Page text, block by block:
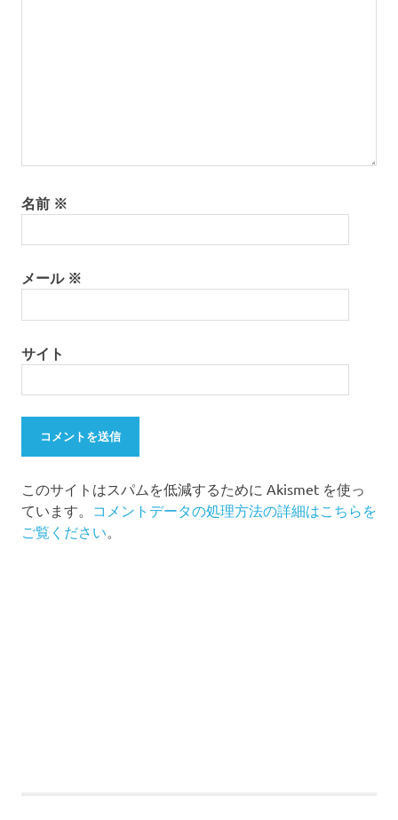
名前 ※
メール ※
サイト
このサイトはスパムを低減するために Akismet を使っ
ています。 コメントデータの処理方法の詳細はこちらを
ご覧ください。